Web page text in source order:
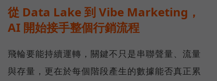
從 Data Lake 到 Vibe Marketing，
AI 開始接手整個行銷流程
飛輪要能持續運轉，關鍵不只是串聯聲量、流量
與存量，更在於每個階段產生的數據能否真正累